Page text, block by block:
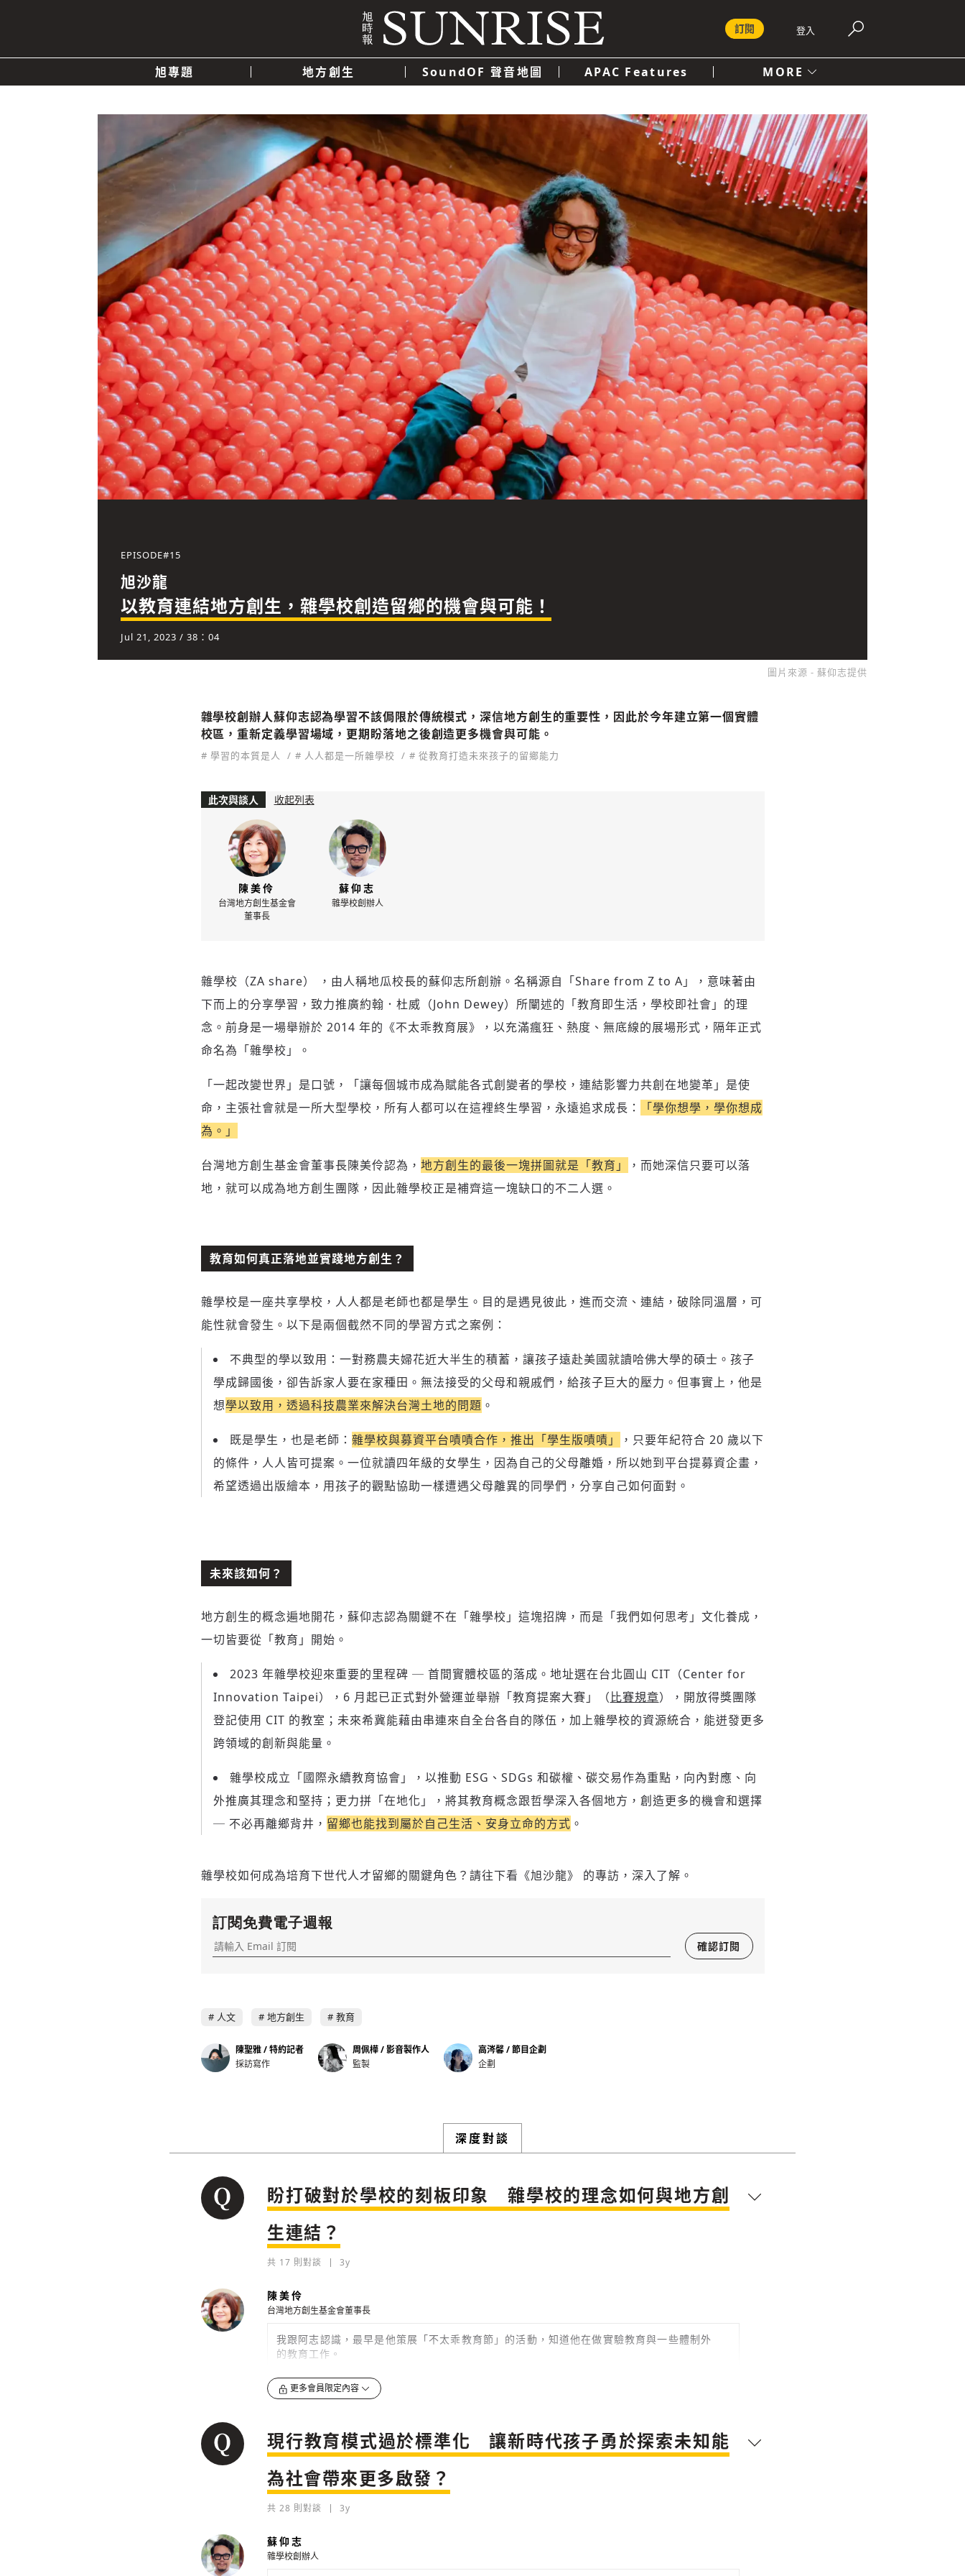
登入
訂閱
旭專題 地方創生 SoundOF 聲音地圖 APAC Features MORE
快速連結
政治 經濟 科技 社會 人文
參與下一波全球科技革命
驗證
EPISODE#15
旭沙龍
以教育連結地方創生，雜學校創造留鄉的機會與可能！
Jul 21, 2023 / 38：04
圖片來源 - 蘇仰志提供
近期曾送禮給下列會員
發送禮物
將此文章以禮物的形式送給朋友嗎
再想一下 確定購買
雜學校創辦人蘇仰志認為學習不該侷限於傳統模式，深信地方創生的重要性，因此於今年建立第一個實體
校區，重新定義學習場域，更期盼落地之後創造更多機會與可能。
# 學習的本質是人 # 人人都是一所雜學校 # 從教育打造未來孩子的留鄉能力
此次與談人 收起列表
陳美伶
台灣地方創生基金會
董事長
蘇仰志
雜學校創辦人
雜學校（ZA share） ，由人稱地瓜校長的蘇仰志所創辦。名稱源自「Share from Z to A」，意味著由
下而上的分享學習，致力推廣約翰．杜威（John Dewey）所闡述的「教育即生活，學校即社會」的理
念。前身是一場舉辦於 2014 年的《不太乖教育展》，以充滿瘋狂、熱度、無底線的展場形式，隔年正式
命名為「雜學校」。
「一起改變世界」是口號，「讓每個城市成為賦能各式創變者的學校，連結影響力共創在地變革」是使
命，主張社會就是一所大型學校，所有人都可以在這裡終生學習，永遠追求成長：
「學你想學，學你想成
為。」
台灣地方創生基金會董事長陳美伶認為， 地方創生的最後一塊拼圖就是「教育」
，而她深信只要可以落
地，就可以成為地方創生團隊，因此雜學校正是補齊這一塊缺口的不二人選。
教育如何真正落地並實踐地方創生？
雜學校是一座共享學校，人人都是老師也都是學生。目的是遇見彼此，進而交流、連結，破除同溫層，可
能性就會發生。以下是兩個截然不同的學習方式之案例：
不典型的學以致用：一對務農夫婦花近大半生的積蓄，讓孩子遠赴美國就讀哈佛大學的碩士。孩子
學成歸國後，卻告訴家人要在家種田。無法接受的父母和親戚們，給孩子巨大的壓力。但事實上，他是
想學以致用，透過科技農業來解決台灣土地的問題 。
既是學生，也是老師： 雜學校與募資平台嘖嘖合作，推出「學生版嘖嘖」
，只要年紀符合 20 歲以下
的條件，人人皆可提案。一位就讀四年級的女學生，因為自己的父母離婚，所以她到平台提募資企畫，
希望透過出版繪本，用孩子的觀點協助一樣遭遇父母離異的同學們，分享自己如何面對。
未來該如何？
地方創生的概念遍地開花，蘇仰志認為關鍵不在「雜學校」這塊招牌，而是「我們如何思考」文化養成，
一切皆要從「教育」開始。
2023 年雜學校迎來重要的里程碑 ─ 首間實體校區的落成。地址選在台北圓山 CIT（Center for
Innovation Taipei），6 月起已正式對外營運並舉辦「教育提案大賽」（比賽規章），開放得獎團隊
登記使用 CIT 的教室；未來希冀能藉由串連來自全台各自的隊伍，加上雜學校的資源統合，能迸發更多
跨領域的創新與能量。
雜學校成立「國際永續教育協會」，以推動 ESG、SDGs 和碳權、碳交易作為重點，向內對應、向
外推廣其理念和堅持；更力拼「在地化」，將其教育概念跟哲學深入各個地方，創造更多的機會和選擇
─ 不必再離鄉背井， 留鄉也能找到屬於自己生活、安身立命的方式 。
雜學校如何成為培育下世代人才留鄉的關鍵角色？請往下看《旭沙龍》 的專訪，深入了解。
訂閱免費電子週報
確認訂閱
人文 地方創生 教育
陳聖雅 / 特約記者
採訪寫作
周佩樺 / 影音製作人
監製
高涔馨 / 節目企劃
企劃
深度對談
盼打破對於學校的刻板印象 雜學校的理念如何與地方創
生連結？
共 17 則對談 3y
陳美伶
台灣地方創生基金會董事長
我跟阿志認識，最早是他策展「不太乖教育節」的活動，知道他在做實驗教育與一些體制外
的教育工作。
0 3y
個正規的教育體
檢舉留言
更多會員限定內容
現行教育模式過於標準化 讓新時代孩子勇於探索未知能
為社會帶來更多啟發？
共 28 則對談 3y
蘇仰志
雜學校創辦人
新增回應
參與深度對談的交流原則：
運用段落闡述想法：表達觀點清楚結構，讓多元領域交流更有脈絡化
討論聚焦議題本身：尊重不同角度的內容、觀點，以及言論
避免不理性的用詞：不因個人主觀感受不同，而使用情緒性攻擊字眼
禁止歧視性的言論：不對他人種族、宗教、性別等身份，發表歧視言
留言文字開放授權 留言文字開放引用
✓ 會員專屬 8 折活動報名優惠